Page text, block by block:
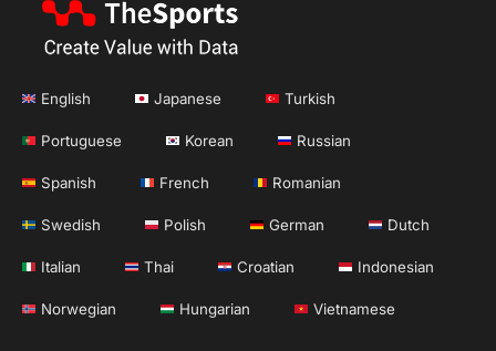
English Japanese Turkish
Portuguese Korean Russian
Spanish French Romanian
Swedish Polish German Dutch
Italian Thai Croatian Indonesian
Norwegian Hungarian Vietnamese